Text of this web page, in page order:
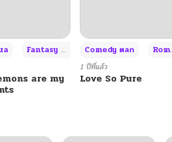
10/24/
Fantasy แฟนตาซี +3
are my
Comedy ตลก Romance โรแมนซ์
1 ปีที่แล้ว
Love So Pure